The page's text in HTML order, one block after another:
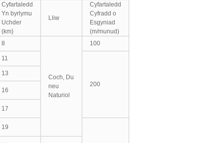
Cyfartaledd
Yn byrlymu
Uchder
(km)
Lliw
Cyfartaledd
Cyfradd o
Esgyniad
(m/munud)
8
Coch, Du
neu
Naturiol
100
11
200
13
16
17
19